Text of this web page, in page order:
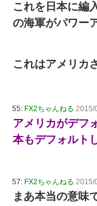
これを日本に編
の海軍がパワー
これはアメリカ
55: FX2ちゃんねる 2015/
アメリカがデフ
本もデフォルト
57: FX2ちゃんねる 2015/
まあ本当の意味